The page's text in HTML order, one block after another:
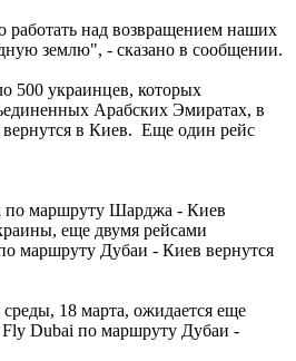
над возвращением наших
землю", - сказано в сообщении.
500 украинцев, которых
Арабских Эмиратах, в
вернутся в Киев. Еще один рейс
по маршруту Шарджа - Киев
еще двумя рейсами
маршруту Дубаи - Киев вернутся
18 марта, ожидается еще
Dubai по маршруту Дубаи -